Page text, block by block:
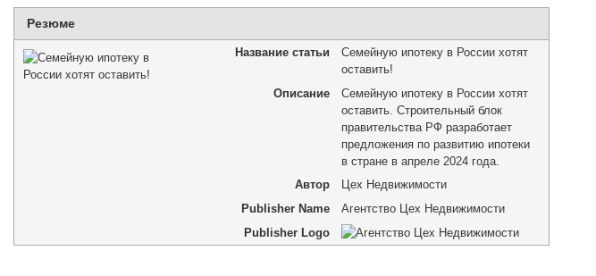
Резюме
Название статьи
Семейную ипотеку в России хотят
оставить!
Описание
Семейную ипотеку в России хотят
оставить. Строительный блок
правительства РФ разработает
предложения по развитию ипотеки
в стране в апреле 2024 года.
Автор
Цех Недвижимости
Publisher Name
Агентство Цех Недвижимости
Publisher Logo